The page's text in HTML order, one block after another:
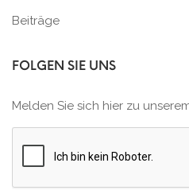
Beiträge
FOLGEN SIE UNS
Melden Sie sich hier zu